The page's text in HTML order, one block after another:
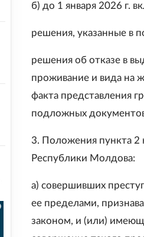
б) до 1 января 2026 г.
решения, указанные в
решения об отказе в
проживание и вида на
факта представления
подложных
3. Положения пункта 2
Республики Молдова:
а) совершивших
ее пределами,
законом, и (или)